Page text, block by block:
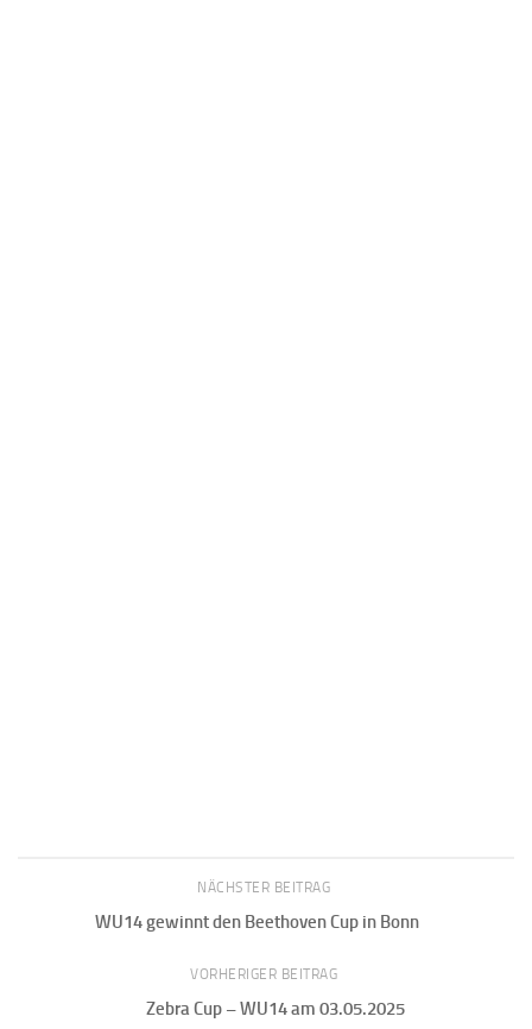
NÄCHSTER BEITRAG
WU14 gewinnt den Beethoven Cup in Bonn
VORHERIGER BEITRAG
Zebra Cup – WU14 am 03.05.2025